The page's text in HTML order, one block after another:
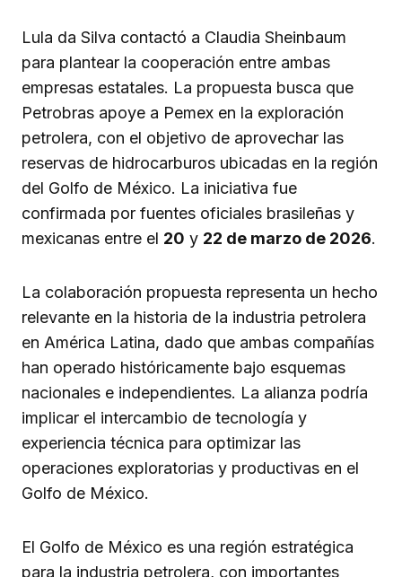
Lula da Silva contactó a Claudia Sheinbaum
para plantear la cooperación entre ambas
empresas estatales. La propuesta busca que
Petrobras apoye a Pemex en la exploración
petrolera, con el objetivo de aprovechar las
reservas de hidrocarburos ubicadas en la región
del Golfo de México. La iniciativa fue
confirmada por fuentes oficiales brasileñas y
mexicanas entre el 20 y 22 de marzo de 2026.
La colaboración propuesta representa un hecho
relevante en la historia de la industria petrolera
en América Latina, dado que ambas compañías
han operado históricamente bajo esquemas
nacionales e independientes. La alianza podría
implicar el intercambio de tecnología y
experiencia técnica para optimizar las
operaciones exploratorias y productivas en el
Golfo de México.
El Golfo de México es una región estratégica
para la industria petrolera, con importantes